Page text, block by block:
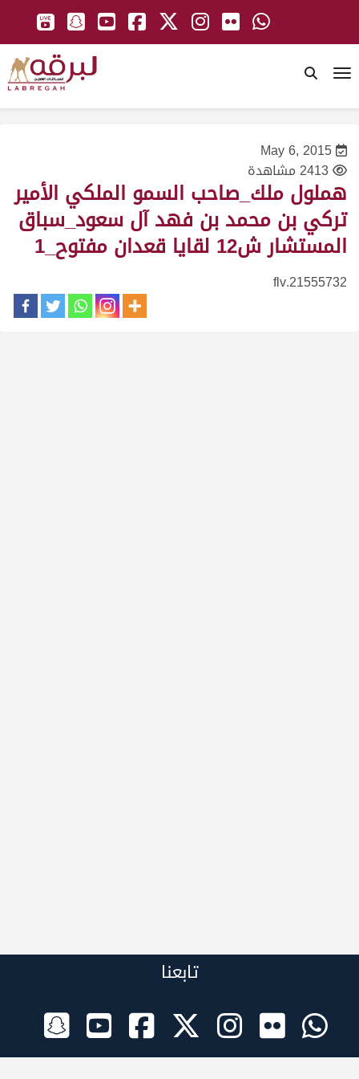
May 6, 2015
2413 مشاهدة
هملول ملك_صاحب السمو الملكي الأمير
تركي بن محمد بن فهد آل سعود_سباق
المستشار ش12 لقايا قعدان مفتوح_1
21555732.flv
تابعنا